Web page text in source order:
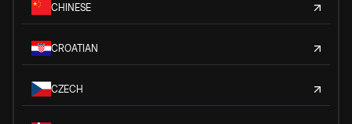
CHINESE
CROATIAN
CZECH